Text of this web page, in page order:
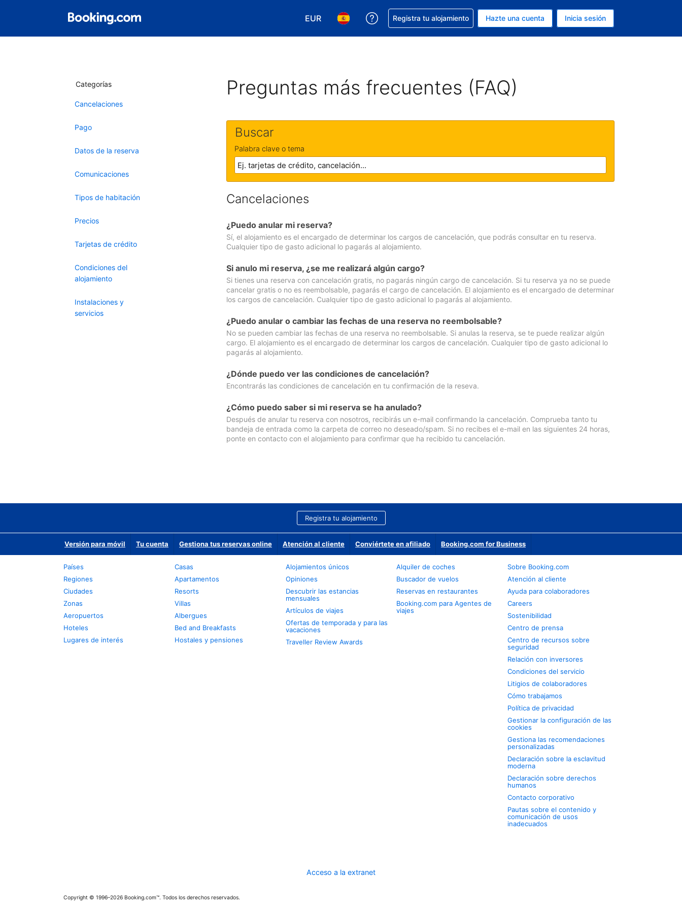
EUR
Elegir tu moneda. Tu moneda actual es EUR
Elegir el idioma que prefieres. Tu idioma actual es Español
Obtener ayuda con la reserva
Registra tu alojamiento Hazte una cuenta Inicia sesión
Categorías
Cancelaciones
Pago
Datos de la reserva
Comunicaciones
Tipos de habitación
Precios
Tarjetas de crédito
Condiciones del
alojamiento
Instalaciones y
servicios
Preguntas más frecuentes (FAQ)
Buscar
Palabra clave o tema
Cancelaciones
¿Puedo anular mi reserva?
Sí, el alojamiento es el encargado de determinar los cargos de cancelación, que podrás consultar en tu reserva.
Cualquier tipo de gasto adicional lo pagarás al alojamiento.
Si anulo mi reserva, ¿se me realizará algún cargo?
Si tienes una reserva con cancelación gratis, no pagarás ningún cargo de cancelación. Si tu reserva ya no se puede
cancelar gratis o no es reembolsable, pagarás el cargo de cancelación. El alojamiento es el encargado de determinar
los cargos de cancelación. Cualquier tipo de gasto adicional lo pagarás al alojamiento.
¿Puedo anular o cambiar las fechas de una reserva no reembolsable?
No se pueden cambiar las fechas de una reserva no reembolsable. Si anulas la reserva, se te puede realizar algún
cargo. El alojamiento es el encargado de determinar los cargos de cancelación. Cualquier tipo de gasto adicional lo
pagarás al alojamiento.
¿Dónde puedo ver las condiciones de cancelación?
Encontrarás las condiciones de cancelación en tu confirmación de la reseva.
¿Cómo puedo saber si mi reserva se ha anulado?
Después de anular tu reserva con nosotros, recibirás un e-mail confirmando la cancelación. Comprueba tanto tu
bandeja de entrada como la carpeta de correo no deseado/spam. Si no recibes el e-mail en las siguientes 24 horas,
ponte en contacto con el alojamiento para confirmar que ha recibido tu cancelación.
Registra tu alojamiento
Versión para móvil Tu cuenta Gestiona tus reservas online Atención al cliente Conviértete en afiliado Booking.com for Business
Países
Regiones
Ciudades
Zonas
Aeropuertos
Hoteles
Lugares de interés
Casas
Apartamentos
Resorts
Villas
Albergues
Bed and Breakfasts
Hostales y pensiones
Alojamientos únicos
Opiniones
Descubrir las estancias
mensuales
Artículos de viajes
Ofertas de temporada y para las
vacaciones
Traveller Review Awards
Alquiler de coches
Buscador de vuelos
Reservas en restaurantes
Booking.com para Agentes de
viajes
Sobre Booking.com
Atención al cliente
Ayuda para colaboradores
Careers
Sostenibilidad
Centro de prensa
Centro de recursos sobre
seguridad
Relación con inversores
Condiciones del servicio
Litigios de colaboradores
Cómo trabajamos
Política de privacidad
Gestionar la configuración de las
cookies
Gestiona las recomendaciones
personalizadas
Declaración sobre la esclavitud
moderna
Declaración sobre derechos
humanos
Contacto corporativo
Pautas sobre el contenido y
comunicación de usos
inadecuados
Acceso a la extranet
Copyright © 1996–2026 Booking.com™. Todos los derechos reservados.